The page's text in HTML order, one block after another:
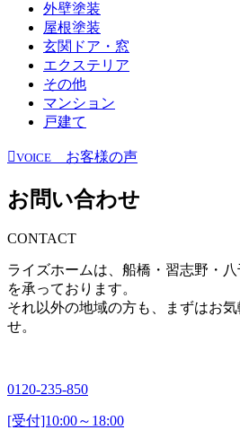
外壁塗装
屋根塗装
玄関ドア・窓
エクステリア
その他
マンション
戸建て
VOICE お客様の声
お問い合わせ
CONTACT
ライズホームは、船橋・習志野・
を承っております。
それ以外の地域の方も、まずはお
せ。
0120-235-850
[受付]10:00～18:00